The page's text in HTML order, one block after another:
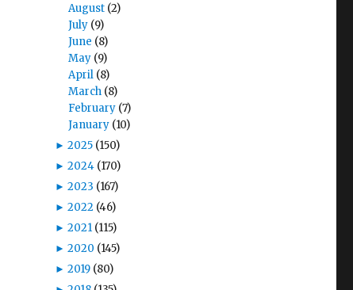
August (2)
July (9)
June (8)
May (9)
April (8)
March (8)
February (7)
January (10)
► 2025 (150)
► 2024 (170)
► 2023 (167)
► 2022 (46)
► 2021 (115)
► 2020 (145)
► 2019 (80)